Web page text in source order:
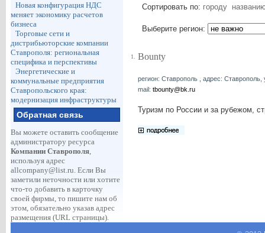
Новая конфигурация НДС
меняет экономику расчетов
бизнеса
Торговые сети и
дистрибьюторские компании
Ставрополя: региональная
специфика и перспективы
Энергетические и
коммунальные предприятия
Ставропольского края:
модернизация инфраструктуры
Обратная связь
Вы можете оставить сообщение
администратору ресурса
Компании Ставрополя,
используя адрес
allcompany@list.ru. Если Вы
заметили неточности или хотите
что-то добавить в карточку
своей фирмы, то пишите нам об
этом, обязательно указав адрес
размещения (URL страницы).
Сортировать по: городу
Выберите регион:
1. Bounty
регион: Ставрополь , адрес:
mail: tbounty@bk.ru
Туризм по России и за рубежом,